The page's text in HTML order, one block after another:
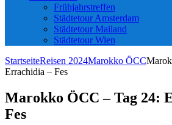
Frühjahrstreffen
Städtetour Amsterdam
Städtetour Mailand
Städtetour Wien
StartseiteReisen 2024Marokko ÖCC
Errachidia – Fes
Marokko ÖCC – Tag 24:
Fes